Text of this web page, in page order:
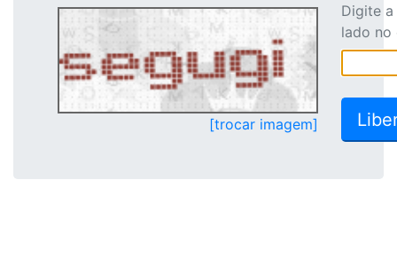
[trocar imagem]
Digite
lado no